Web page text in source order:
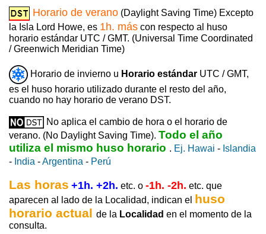
Horario de verano (Daylight Saving Time) Excepto
la Isla Lord Howe, es 1h. más con respecto al huso
horario estándar UTC / GMT. (Universal Time Coordinated
/ Greenwich Meridian Time)
Horario de invierno u Horario estándar UTC / GMT,
es el huso horario utilizado durante el resto del año,
cuando no hay horario de verano DST.
No aplica el cambio de hora o el horario de
verano. (No Daylight Saving Time). Todo el año
utiliza el mismo huso horario . Ej. Hawai - Islandia
- India -Argentina - Perú
Las horas +1h. +2h. etc. o -1h. -2h. etc. que
aparecen al lado de la Localidad, indican el huso
horario actual de la Localidad en el momento de la
consulta.